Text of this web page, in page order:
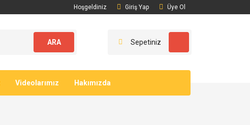
Hoşgeldiniz Giriş Yap Üye Ol
ARA Sepetiniz
Videolarımız Hakımızda